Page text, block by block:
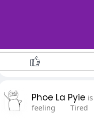
Phoe La Pyie is
feeling
Tired